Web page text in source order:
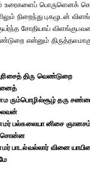
உரைகளைப்
நிறைந்து புகழுடன்
சோதியாய்
என்னும்
திரு வெண்டுறை
ரும்பொழில்சூழ் தரு
பல்கலையா னிசை
பாடல்வல்லார் வினை